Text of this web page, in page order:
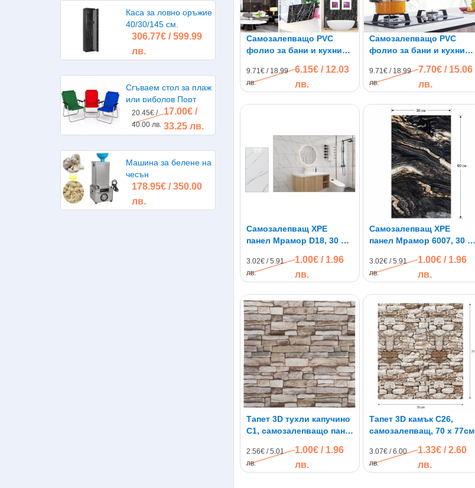
Каса за ловно оръжие
40/30/145 см.
306.77€ / 599.99
лв.
Сгъваем стол за плаж
или риболов Порт
20.45€ /
40.00 лв.
17.00€ /
33.25 лв.
Машина за белене на
чесън
178.95€ / 350.00
лв.
Самозалепващо PVC
фолио за бани и кухни
9.71€ / 18.99
лв.
6.15€ / 12.03
лв.
Самозалепващо PVC
фолио за бани и кухни
9.71€ / 18.99
лв.
7.70€ / 15.06
лв.
Самозалепващ XPE
панел Мрамор D18, 30 х
3.02€ / 5.91
лв.
1.00€ / 1.96
лв.
Самозалепващ XPE
панел Мрамор 6007, 30 х
3.02€ / 5.91
лв.
1.00€ / 1.96
лв.
Тапет 3D тухли капучино
C1, самозалепващo пано,
2.56€ / 5.01
лв.
1.00€ / 1.96
лв.
Тапет 3D камък C26,
самозалепващ, 70 х 77см
3.07€ / 6.00
лв.
1.33€ / 2.60
лв.